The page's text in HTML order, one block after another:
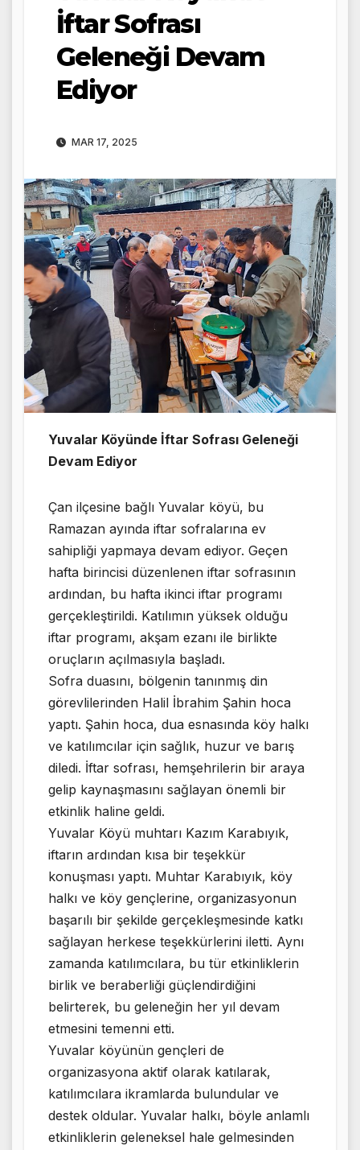
İftar Sofrası
Geleneği Devam
Ediyor
MAR 17, 2025
Yuvalar Köyünde İftar Sofrası Geleneği
Devam Ediyor
Çan ilçesine bağlı Yuvalar köyü, bu
Ramazan ayında iftar sofralarına ev
sahipliği yapmaya devam ediyor. Geçen
hafta birincisi düzenlenen iftar sofrasının
ardından, bu hafta ikinci iftar programı
gerçekleştirildi. Katılımın yüksek olduğu
iftar programı, akşam ezanı ile birlikte
oruçların açılmasıyla başladı.
Sofra duasını, bölgenin tanınmış din
görevlilerinden Halil İbrahim Şahin hoca
yaptı. Şahin hoca, dua esnasında köy halkı
ve katılımcılar için sağlık, huzur ve barış
diledi. İftar sofrası, hemşehrilerin bir araya
gelip kaynaşmasını sağlayan önemli bir
etkinlik haline geldi.
Yuvalar Köyü muhtarı Kazım Karabıyık,
iftarın ardından kısa bir teşekkür
konuşması yaptı. Muhtar Karabıyık, köy
halkı ve köy gençlerine, organizasyonun
başarılı bir şekilde gerçekleşmesinde katkı
sağlayan herkese teşekkürlerini iletti. Aynı
zamanda katılımcılara, bu tür etkinliklerin
birlik ve beraberliği güçlendirdiğini
belirterek, bu geleneğin her yıl devam
etmesini temenni etti.
Yuvalar köyünün gençleri de
organizasyona aktif olarak katılarak,
katılımcılara ikramlarda bulundular ve
destek oldular. Yuvalar halkı, böyle anlamlı
etkinliklerin geleneksel hale gelmesinden